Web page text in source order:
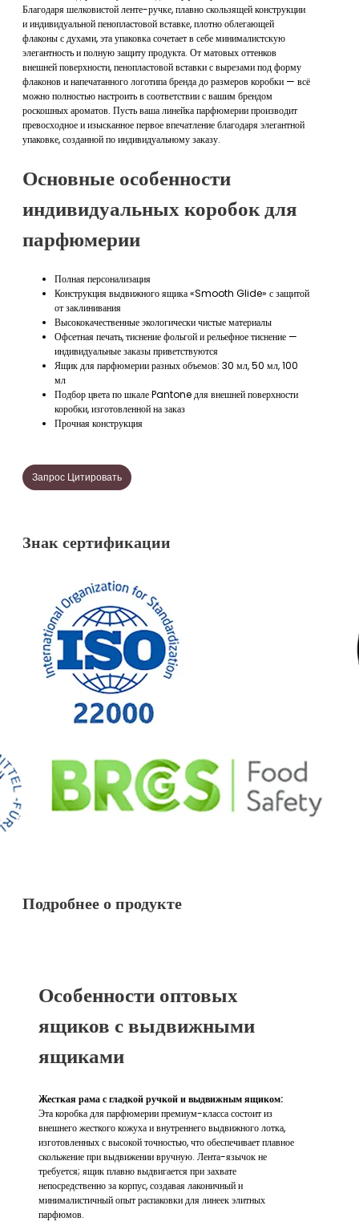
Благодаря шелковистой ленте-ручке, плавно скользящей конструкции
и индивидуальной пенопластовой вставке, плотно облегающей
флаконы с духами, эта упаковка сочетает в себе минималистскую
элегантность и полную защиту продукта. От матовых оттенков
внешней поверхности, пенопластовой вставки с вырезами под форму
флаконов и напечатанного логотипа бренда до размеров коробки — всё
можно полностью настроить в соответствии с вашим брендом
роскошных ароматов. Пусть ваша линейка парфюмерии производит
превосходное и изысканное первое впечатление благодаря элегантной
упаковке, созданной по индивидуальному заказу.
Основные особенности
индивидуальных коробок для
парфюмерии
Полная персонализация
Конструкция выдвижного ящика «Smooth Glide» с защитой
от заклинивания
Высококачественные экологически чистые материалы
Офсетная печать, тиснение фольгой и рельефное тиснение —
индивидуальные заказы приветствуются
Ящик для парфюмерии разных объемов: 30 мл, 50 мл, 100
мл
Подбор цвета по шкале Pantone для внешней поверхности
коробки, изготовленной на заказ
Прочная конструкция
Запрос Цитировать
Знак сертификации
Подробнее о продукте
Особенности оптовых
ящиков с выдвижными
ящиками
Жесткая рама с гладкой ручкой и выдвижным ящиком:
Эта коробка для парфюмерии премиум-класса состоит из
внешнего жесткого кожуха и внутреннего выдвижного лотка,
изготовленных с высокой точностью, что обеспечивает плавное
скольжение при выдвижении вручную. Лента-язычок не
требуется; ящик плавно выдвигается при захвате
непосредственно за корпус, создавая лаконичный и
минималистичный опыт распаковки для линеек элитных
парфюмов.